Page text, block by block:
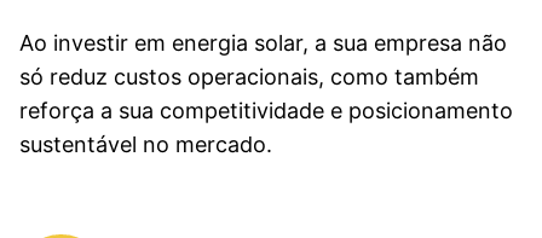
Ao investir em energia solar, a sua empresa não
só reduz custos operacionais, como também
reforça a sua competitividade e posicionamento
sustentável no mercado.